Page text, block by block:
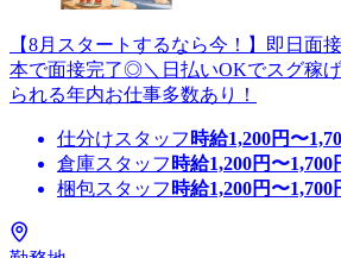
【8月スタートするなら今！】即日面
本で面接完了◎＼日払いOKでスグ稼
られる年内お仕事多数あり！
仕分けスタッフ 時給1,200円〜
倉庫スタッフ 時給1,200円〜1,700
梱包スタッフ 時給1,200円〜1,700